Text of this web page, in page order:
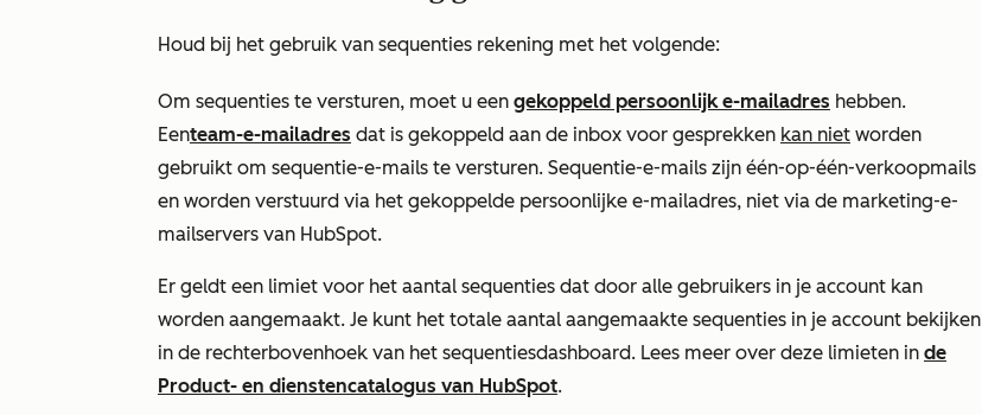
Houd bij het gebruik van sequenties rekening met het volgende:
Om sequenties te versturen, moet u een gekoppeld persoonlijk e-mailadres hebben.
Eenteam-e-mailadres dat is gekoppeld aan de inbox voor gesprekken kan niet worden
gebruikt om sequentie-e-mails te versturen. Sequentie-e-mails zijn één-op-één-verkoopmails
en worden verstuurd via het gekoppelde persoonlijke e-mailadres, niet via de marketing-e-
mailservers van HubSpot.
Er geldt een limiet voor het aantal sequenties dat door alle gebruikers in je account kan
worden aangemaakt. Je kunt het totale aantal aangemaakte sequenties in je account bekijken
in de rechterbovenhoek van het sequentiesdashboard. Lees meer over deze limieten in de
Product- en dienstencatalogus van HubSpot.